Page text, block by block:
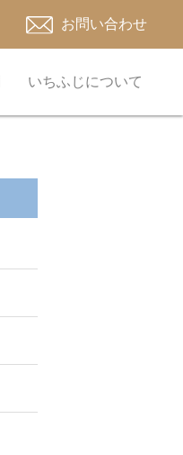
お問い合わせ
いちふじについて